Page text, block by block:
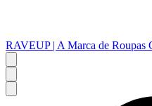
RAVEUP | A Marca de Roupas